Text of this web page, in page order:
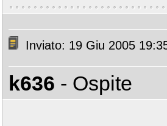
Inviato: 19 Giu 2005
k636 - Ospite